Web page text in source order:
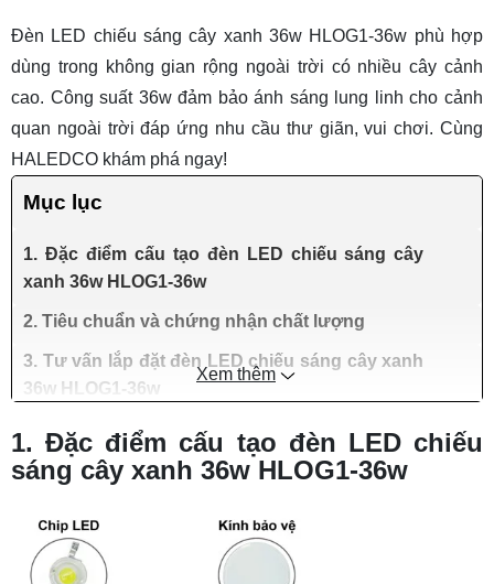
Đèn LED chiếu sáng cây xanh 36w HLOG1-36w phù hợp
dùng trong không gian rộng ngoài trời có nhiều cây cảnh
cao. Công suất 36w đảm bảo ánh sáng lung linh cho cảnh
quan ngoài trời đáp ứng nhu cầu thư giãn, vui chơi. Cùng
HALEDCO khám phá ngay!
Mục lục
1. Đặc điểm cấu tạo đèn LED chiếu sáng cây
xanh 36w HLOG1-36w
2. Tiêu chuẩn và chứng nhận chất lượng
3. Tư vấn lắp đặt đèn LED chiếu sáng cây xanh
36w HLOG1-36w
Xem thêm
1. Đặc điểm cấu tạo đèn LED chiếu
sáng cây xanh 36w HLOG1-36w